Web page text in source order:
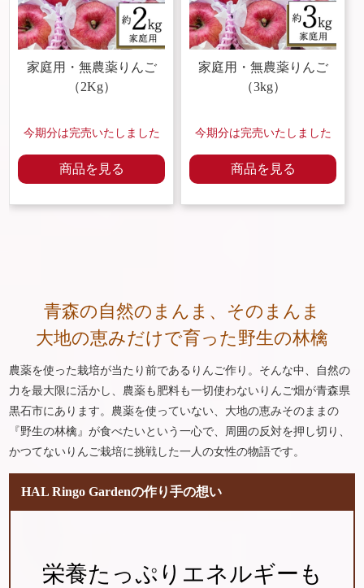
家庭用・ 無農薬りんご
（2Kg）
今期分は完売いたしました
商品を見る
家庭用・無農薬りんご
（3kg）
今期分は完売いたしました
商品を見る
青森の 自然のまんま、 そのまんま
大地の恵みだけで育った 野生の林檎
農薬を使った栽培が当たり前であるりんご作り。そんな中、自然の
力を最大限に活かし、農薬も肥料も一切使わないりんご畑が青森県
黒石市にあります。農薬を使っていない、大地の恵みそのままの
『野生の林檎』が食べたいという一心で、周囲の反対を押し切り、
かつてないりんご栽培に挑戦した一人の女性の物語です。
HALRingo Gardenの作り手の想い
栄養たっぷり エネルギーも